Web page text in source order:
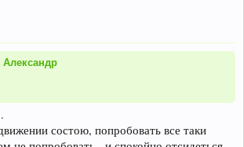
Александр
состою, попробовать все таки